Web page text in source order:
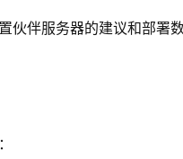
伙伴服务器的建议和部署